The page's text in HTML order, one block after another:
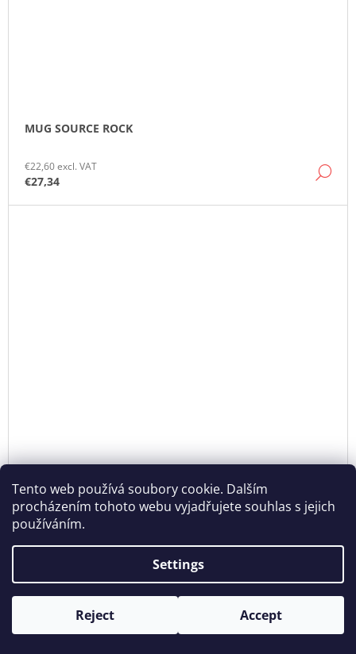
Tento web používá soubory cookie. Dalším
procházením tohoto webu vyjadřujete souhlas s jejich
používáním.
Settings
Reject Accept
Opening hours: Tue - Sun - 11:00 -19:00
MUG SOURCE ROCK
€22,60 excl. VAT
€27,34
MUG SOURCE ROOTS